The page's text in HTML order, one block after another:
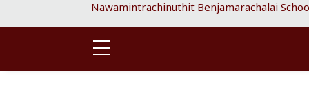
Nawamintrachinuthit Benjamarachalai